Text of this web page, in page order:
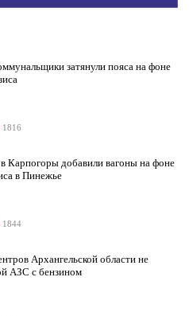
затянули пояса на фоне
1816
Карпогоры добавили вагоны на фоне
в Пинежье
1844
Архангельской области не
АЗС с бензином